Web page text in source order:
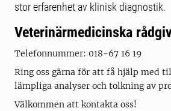
stor erfarenhet av klinisk diagnostik.
Veterinärmedicinska
Telefonnummer: 018-67 16 19
Ring oss gärna för att få hjälp med
lämpliga analyser och tolkning av
Välkommen att kontakta oss!